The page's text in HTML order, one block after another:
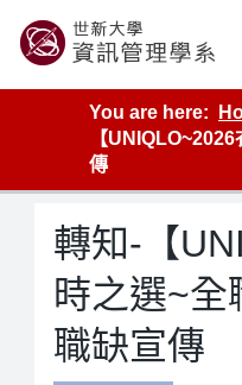
content
世新大學資管系網站
You are here:
【
傳
轉知-【
時之選~全
職缺宣傳